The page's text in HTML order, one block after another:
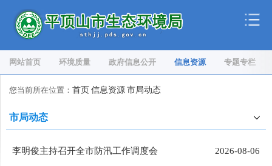
网站首页 环境质量 政府信息公开 信息资源 专题专栏
您当前所在位置： 首页 信息资源 市局动态
市局动态
李明俊主持召开全市防汛工作调度会 2026-08-06